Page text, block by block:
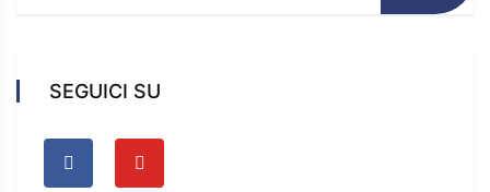
SEGUICI SU